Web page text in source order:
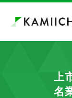
ペ
メ
上
名